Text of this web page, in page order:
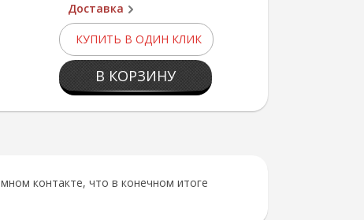
Доставка
КУПИТЬ В ОДИН КЛИК
В КОРЗИНУ
контакте, что в конечном итоге